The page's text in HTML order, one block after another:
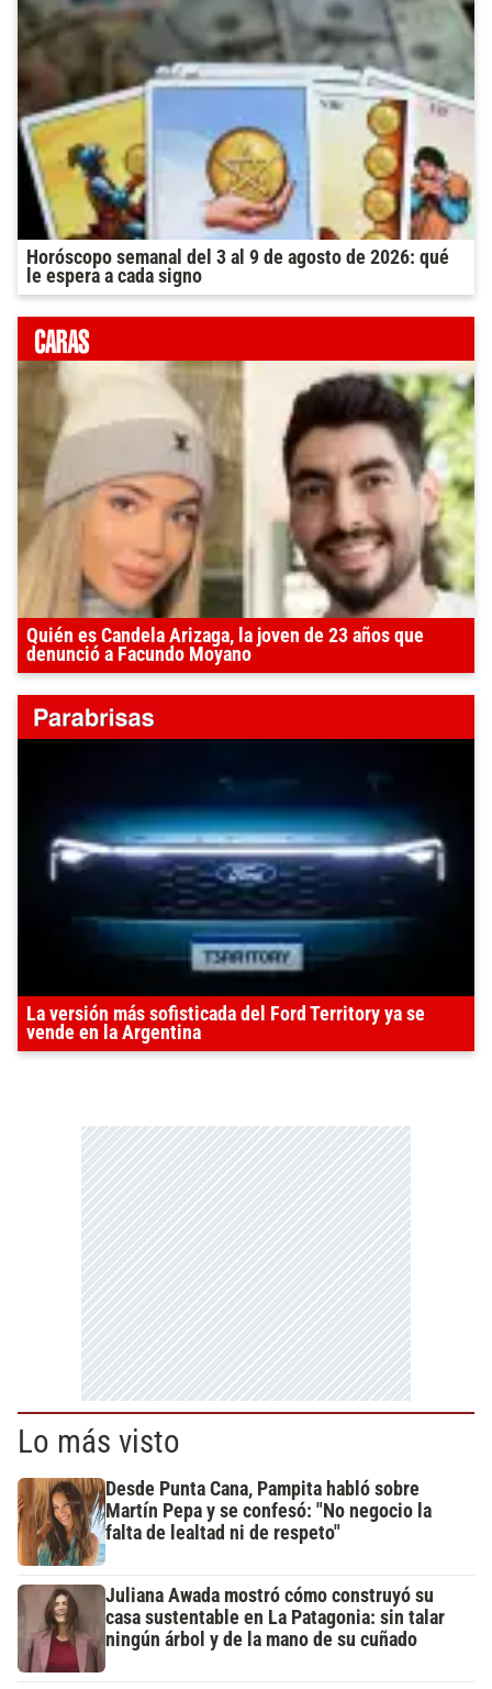
Horóscopo semanal del 3 al 9 de agosto de 2026: qué
le espera a cada signo
Quién es Candela Arizaga, la joven de 23 años que
denunció a Facundo Moyano
La versión más sofisticada del Ford Territory ya se
vende en la Argentina
Lo más visto
Desde Punta Cana, Pampita habló sobre
Martín Pepa y se confesó: "No negocio la
falta de lealtad ni de respeto"
Juliana Awada mostró cómo construyó su
casa sustentable en La Patagonia: sin talar
ningún árbol y de la mano de su cuñado